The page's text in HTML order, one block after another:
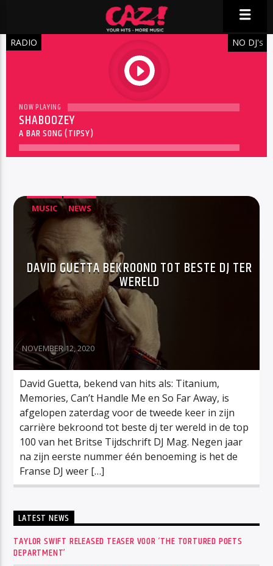
RADIO
play
NO DJ'S
NOW PLAYING
SHABOOZEY
A BAR SONG (TIPSY)
MUSIC NEWS
DAVID GUETTA BEKROOND TOT BESTE DJ TER
WERELD
NOVEMBER 12, 2020
David Guetta, bekend van hits als: Titanium,
Memories, Can’t Handle Me en So Far Away, is
afgelopen zaterdag voor de tweede keer in zijn
carrière bekroond tot beste dj ter wereld in de top
100 van het Britse Tijdschrift DJ Mag. Negen jaar
na zijn eerste nummer één benoeming is het de
Franse DJ weer […]
LATEST NEWS
TAYLOR SWIFT RELEASED TEASER VOOR ‘THE TORTURED POETS
DEPARTMENT’